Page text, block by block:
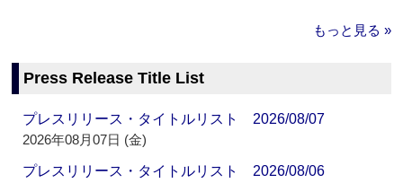
もっと見る »
Press Release Title List
プレスリリース・タイトルリスト 2026/08/07
2026年08月07日 (金)
プレスリリース・タイトルリスト 2026/08/06